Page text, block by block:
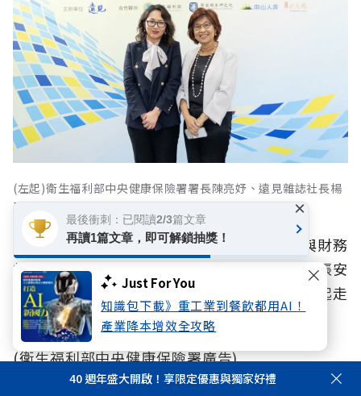
Just For You
知識包下載》重工業到餐飲都用AI！
產業降本增效全攻略
(左起)衛生福利部中央健康保險署署長陳亮妤、遠見雜誌社長楊
瑪利。
從慢性病控制、癌症篩檢與治療，再到人力與財務
的長期健全，健保署推動的系列改革正織起一張安
全網，讓更多人不僅活得老、活得好，還要一起走
向健康且充滿活力的「不老台灣」。
(衛生福利部中央健康保險署廣告)
40 週年盛大開啟！享限定優惠與獨家好禮
最後衝刺：已閱讀2/3篇文章
再讀1篇文章，即可解鎖抽獎！
×